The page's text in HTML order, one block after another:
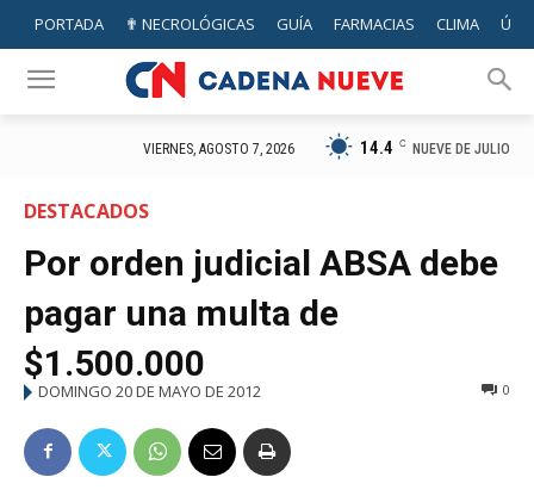
PORTADA ✟ NECROLÓGICAS GUÍA FARMACIAS CLIMA
VIERNES, AGOSTO 7, 2026 14.4 C NUEVE DE JULIO
DESTACADOS
Por orden judicial ABSA debe
pagar una multa de
$1.500.000
DOMINGO 20 DE MAYO DE 2012 0